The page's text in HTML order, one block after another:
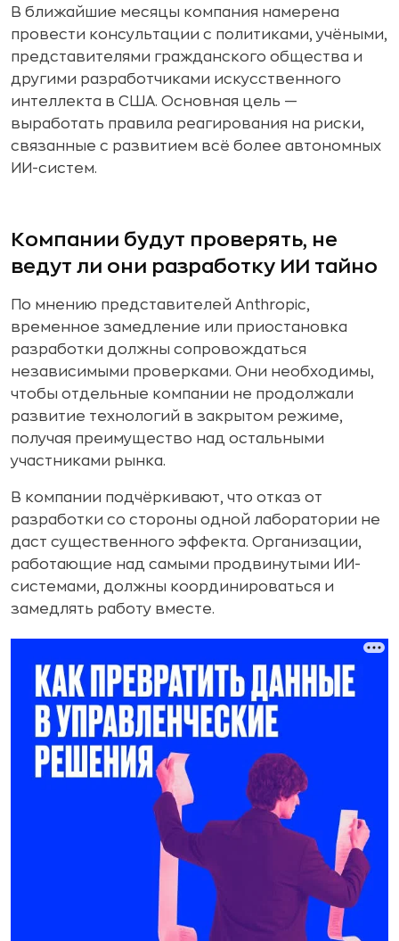
В ближайшие месяцы компания намерена
провести консультации с политиками, учёными,
представителями гражданского общества и
другими разработчиками искусственного
интеллекта в США. Основная цель —
выработать правила реагирования на риски,
связанные с развитием всё более автономных
ИИ-систем.
Компании будут проверять, не
ведут ли они разработку ИИ тайно
По мнению представителей Anthropic,
временное замедление или приостановка
разработки должны сопровождаться
независимыми проверками. Они необходимы,
чтобы отдельные компании не продолжали
развитие технологий в закрытом режиме,
получая преимущество над остальными
участниками рынка.
В компании подчёркивают, что отказ от
разработки со стороны одной лаборатории не
даст существенного эффекта. Организации,
работающие над самыми продвинутыми ИИ-
системами, должны координироваться и
замедлять работу вместе.